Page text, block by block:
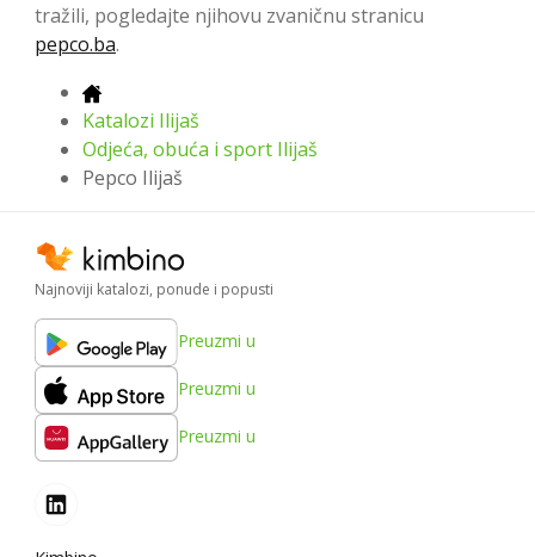
tražili, pogledajte njihovu zvaničnu stranicu
pepco.ba.
Katalozi Ilijaš
Odjeća, obuća i sport Ilijaš
Pepco Ilijaš
Najnoviji katalozi, ponude i popusti
Preuzmi u
Preuzmi u
Preuzmi u